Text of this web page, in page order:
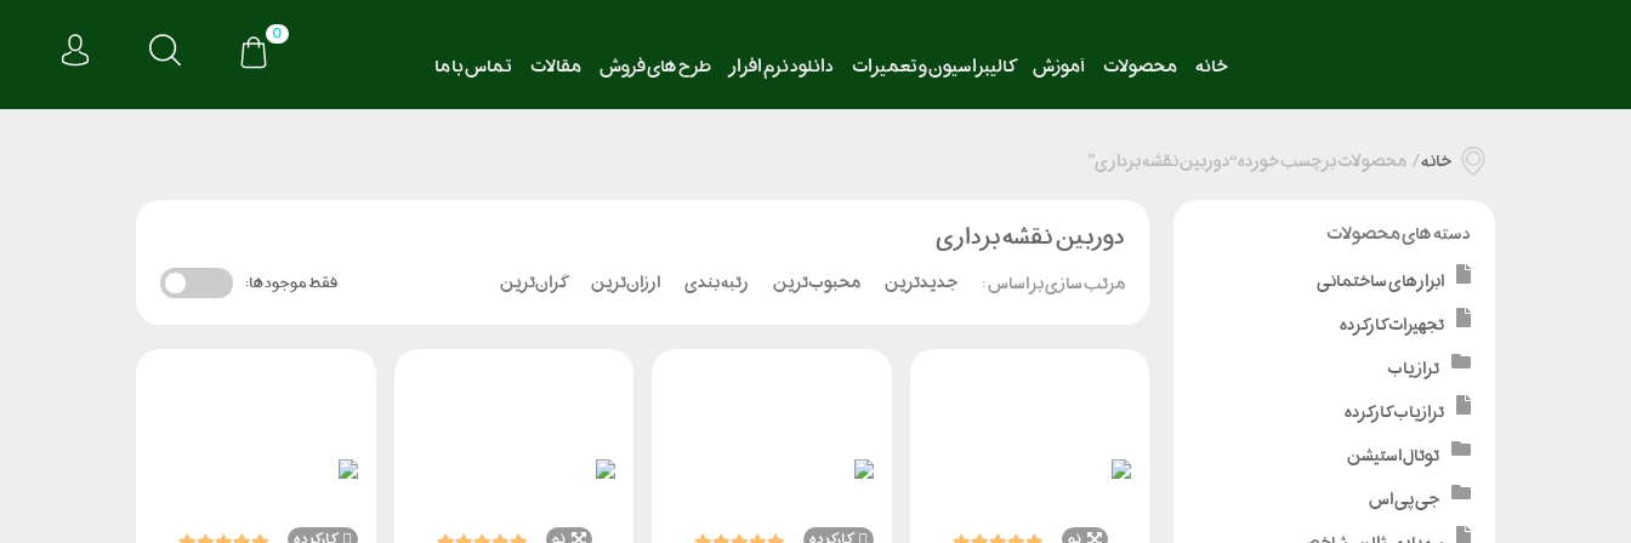
خانه محصولات آموزش کالیبراسیون و تعمیرات دانلود نرم افزار طرح های فروش مقالات تماس با ما
0
خانه/ محصولات برچسب خورده “دوربین نقشه برداری”
دوربین نقشه برداری
مرتب سازی بر اساس : جدیدترین محبوب‌ترین رتبه بندی ارزان‌ترین گران‌ترین فقط موجود ها:
دسته های محصولات
ابزارهای ساختمانی
تجهیزات کارکرده
تراز یاب
ترازیاب کارکرده
توتال استیشن
جی پی اس